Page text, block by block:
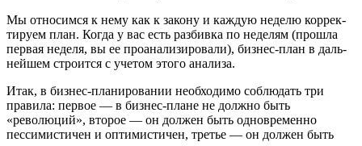
Мы относимся к нему как к закону и каждую неделю коррек­
тируем план. Когда у вас есть разбивка по неделям (прошла
первая неделя, вы ее проанализировали), бизнес-план в даль­
нейшем строится с учетом этого анализа.
Итак, в бизнес-планировании необходимо соблюдать три
правила: первое — в бизнес-плане не должно быть
«революций», второе — он должен быть одновременно
пессимистичен и опти­мистичен, третье — он должен быть